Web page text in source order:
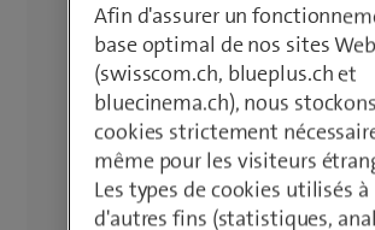
Afin d'assurer un
base optimal de nos sites Web
(swisscom.ch, blueplus.ch et
bluecinema.ch), nous
cookies strictement
même pour les visiteurs
Les types de cookies utilisés à
d'autres fins (statistiques,